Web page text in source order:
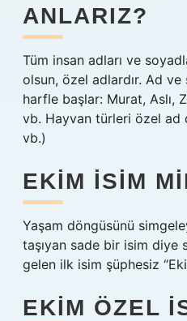
ANLARIZ?
Tüm insan adları ve
olsun, özel adlardır. Ad
harfle başlar: Murat, Aslı,
vb. Hayvan türleri özel ad
vb.)
EKIM ISIM
Yaşam döngüsünü
taşıyan sade bir isim diye
gelen ilk isim şüphesiz
EKIM ÖZEL